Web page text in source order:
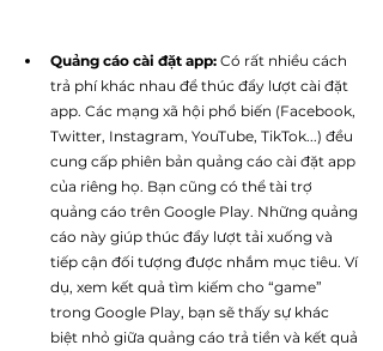
Quảng cáo cài đặt app: Có rất nhiều cách
trả phí khác nhau để thúc đẩy lượt cài đặt
app. Các mạng xã hội phổ biến (Facebook,
Twitter, Instagram, YouTube, TikTok...) đều
cung cấp phiên bản quảng cáo cài đặt app
của riêng họ. Bạn cũng có thể tài trợ
quảng cáo trên Google Play. Những quảng
cáo này giúp thúc đẩy lượt tải xuống và
tiếp cận đối tượng được nhắm mục tiêu. Ví
dụ, xem kết quả tìm kiếm cho “game”
trong Google Play, bạn sẽ thấy sự khác
biệt nhỏ giữa quảng cáo trả tiền và kết quả